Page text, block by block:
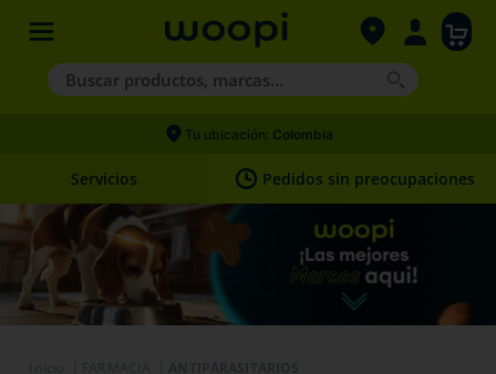
Buscar productos, marcas...
Términos más buscados
2.
hills
3
nexgard
4
royal canin
Tu ubicación: Colombia
Servicios Pedidos sin preocupaciones